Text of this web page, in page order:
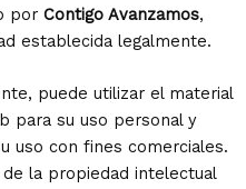
por Contigo Avanzamos,
establecida legalmente.
puede utilizar el material
para su uso personal y
uso con fines comerciales.
la propiedad intelectual